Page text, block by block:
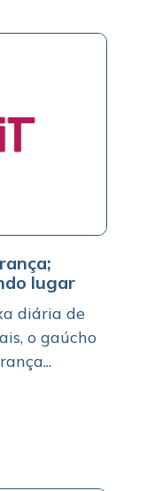
lugar
diária de
o gaúcho